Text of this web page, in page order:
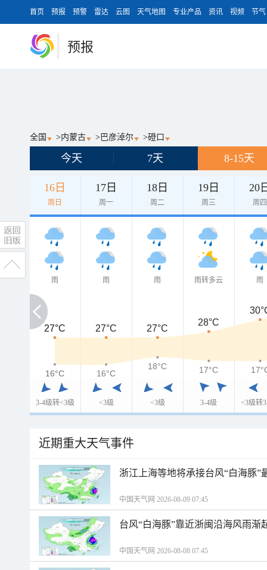
首页 预报 预警 雷达 云图 天气地图 专业产品 资讯 视频 节气
预报
全国 >内蒙古 > 巴彦淖尔 >磴口
今天 7天 8-15天
16日
周日
17日
周一
18日
周二
19日
周三
20
周四
雨
3-4级转<3级
雨
<3级
雨
<3级
雨转多云
3-4级
雨
<3级转
27°C
27°C 27°C 27°C
28°C
16°C
16°C 16°C
18°C 17°C
近期重大天气事件
浙江上海等地将承接台风“白海豚”
中国天气网 2026-08-09 07:45
台风“白海豚”靠近浙闽沿海风雨渐
中国天气网 2026-08-08 07:45